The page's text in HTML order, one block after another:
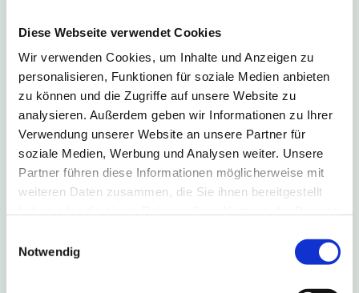
Diese Webseite verwendet Cookies
Wir verwenden Cookies, um Inhalte und Anzeigen zu
personalisieren, Funktionen für soziale Medien anbieten
zu können und die Zugriffe auf unsere Website zu
analysieren. Außerdem geben wir Informationen zu Ihrer
Verwendung unserer Website an unsere Partner für
soziale Medien, Werbung und Analysen weiter. Unsere
Partner führen diese Informationen möglicherweise mit
weiteren Daten zusammen, die Sie ihnen bereitgestellt
Notwendig
Im Rahmen des Schützenfestes in Bad Driburg-
Neuenheerse kommt es am Wochenende zu
kurzzeitigen Sperrungen der Haltestellen
Neuenheerse Siedlung und Neuenheerse Kiche.
Weitere Infos
B1-Sperrung führt zu Umleitung